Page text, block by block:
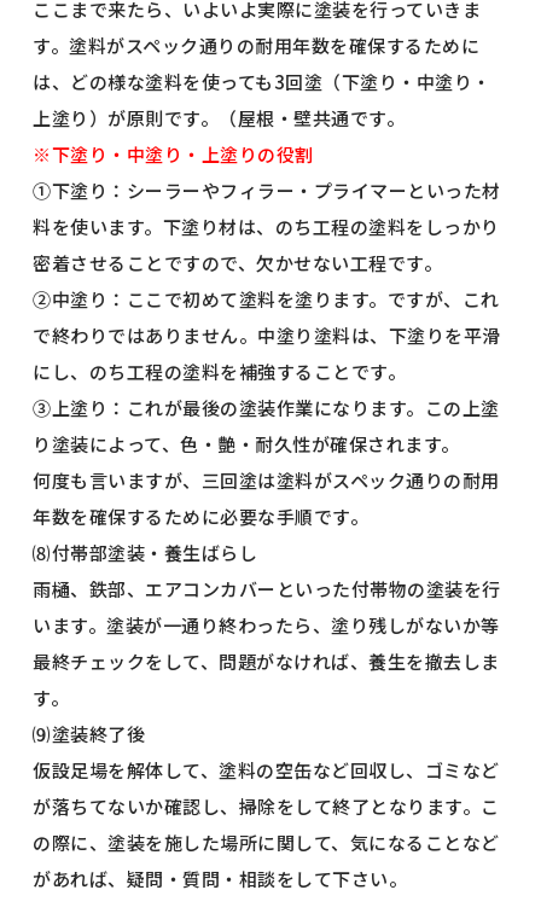
ここまで来たら、いよいよ実際に塗装を行っていきま
す。塗料がスペック通りの耐用年数を確保するために
は、どの様な塗料を使っても3回塗（下塗り・中塗り・
上塗り）が原則です。（屋根・壁共通です。
※下塗り・中塗り・上塗りの役割
①下塗り：シーラーやフィラー・プライマーといった材
料を使います。下塗り材は、のち工程の塗料をしっかり
密着させることですので、欠かせない工程です。
②中塗り：ここで初めて塗料を塗ります。ですが、これ
で終わりではありません。中塗り塗料は、下塗りを平滑
にし、のち工程の塗料を補強することです。
③上塗り：これが最後の塗装作業になります。この上塗
り塗装によって、色・艶・耐久性が確保されます。
何度も言いますが、三回塗は塗料がスペック通りの耐用
年数を確保するために必要な手順です。
⑻付帯部塗装・養生ばらし
雨樋、鉄部、エアコンカバーといった付帯物の塗装を行
います。塗装が一通り終わったら、塗り残しがないか等
最終チェックをして、問題がなければ、養生を撤去しま
す。
⑼塗装終了後
仮設足場を解体して、塗料の空缶など回収し、ゴミなど
が落ちてないか確認し、掃除をして終了となります。こ
の際に、塗装を施した場所に関して、気になることなど
があれば、疑問・質問・相談をして下さい。